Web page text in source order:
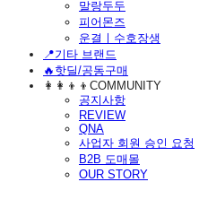
말랑두두
피어몬즈
운결ㅣ수호장생
📍기타 브랜드
🔥핫딜/공동구매
👩‍👩‍👦‍👦COMMUNITY
공지사항
REVIEW
QNA
사업자 회원 승인 요청
B2B 도매몰
OUR STORY